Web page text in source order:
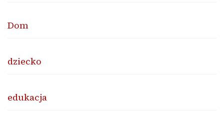
Dom
dziecko
edukacja